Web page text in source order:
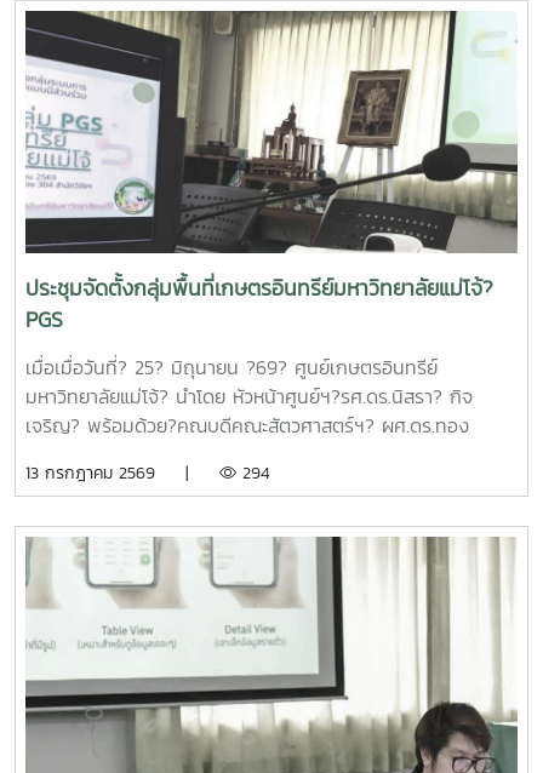
ศาสตราจารย์ ดร.สุบรรณ ฝอยกลาง รองผู้อำนวยการสำนักวิจัย
และส่งเสริมวิชาการการเกษตร ฝ่ายวิจัย มหาวิทยาลัยแม่โจ้ กล่าว
ต้อนรับและแนะนำมหาวิทยาลัยแม่โจ้แก่คณะผู้เข้าร่วมประชุมในการ
นี้ดร.อัญชัญ ชมภูพวง รองผู้อำนวยการหน่วยบริหารและจัดการ
ทุนด้านการเพิ่มความสามารถในการแข่งขัน ได้นำเสนอข้อมูล
กรอบการดำเนินงานของหน่วยบริหารและจัดการทุนฯ และสรุปผล
การดำเนินงานของมหาวิทยาลัยแม่โจ้ในช่วงปีงบประมาณ 2563
– 2568 และการนำเสนอความก้าวหน้าโครงการวิจัยที่ได้รับการ
สนับสนุนทุนจากหน่วยบริหารและจัดการทุนด้านการเพิ่มความ
สามารถในการแข่งขัน ณ ห้องประชุมรวงผึ้ง ชั้น 5 สำนัก
มหาวิทยาลัย มหาวิทยาลัยแม่โจ้ซึ่งการนำเสนอความก้าวหน้า
โครงการวิจัยที่ได้รับการสนับสนุนทุนจากหน่วยบริหารและจัดการ
ทุนด้านการเพิ่มความสามารถในการแข่งขัน จำนวน 6 โครงการ
ดังนี้1.โครงการ "กลยุทธ์การตลาดการท่องเที่ยวคาร์บอนสุทธิเป็น
ศูนย์สำหรับนักท่องเที่ยวเชิงอาสาสมัครในพื้นที่ภาคเหนือตอนบน"
พัฒนากระบวนการผลิตกระดาษสัมผัสอาหารจากฟางข้าว" โดย
โครงการ3.โครงการ "การขยายสเกลการผลิตและทดสอบทาง
คลินิกของผลิตภัณฑ์มูลค่าเพิ่มจากส่วนเหลือใช้การแปรรูปปลา
ลูกผสมบึกสยามแม่โจ้" โดย รองศาสตราจารย์ ดร.ดวงพร อมร
เลิศพิศาล หัวหน้าโครงการ4.โครงการ "การขยายสเกลการผลิต
สารเสริมโปรตีนปลาไฮโดรไลเสตสำหรับเป็นสารเสริมกระตุ้นการ
กินในสัตว์เลี้ยง ระดับกึ่งอุตสาหกรรม" โดย รองศาสตราจารย์
ดร.ดวงพร อมรเลิศพิศาล หัวหน้าโครงการ5.โครงการ "การ
ทดสอบทางคลินิกของผลิตภัณฑ์โพรไบโอติกต่อภาวะซึมเศร้า
ประชุมจัดตั้งกลุ่มพื้นที่เกษตรอินทรีย์มหาวิทยาลัยแม่โจ้?
PGS
เมื่อเมื่อวันที่? 25? มิถุนายน ?69? ศูนย์เกษตรอินทรีย์
มหาวิทยาลัยแม่โจ้? นำโดย หัวหน้าศูนย์ฯ?รศ.ดร.นิสรา? กิจ
เจริญ? พร้อมด้วย?คณบดีคณะสัตวศาสตร์ฯ? ผศ.ดร.ทอง
รศ.ดร.อภินันท์? สุวรรณรักษ์? และคณาจารย์/?เจ้าหน้าที่จาก
PGS?.... ซึ่งได้ลงมติให้จัดตั้งกลุ่มในนาม? #กลุ่มอินทนินแม่
โจ้PGS? โดยมีศูนย์เกษตรอินทรีย์ฯเป็นพี่เลี้ยงกลุ่ม? และในที่
ประชุมมีมติเป็นเอกฉันท์ให้ผศ.ดร.ทองเลียน? บัวจูม? เป็น
ประธานกลุ่ม?ฯ? และน.ส.สุนันทา? ศรีรัตนา? เป็นผู้ประสานงาน?
กลุ่มฯ
13 กรกฎาคม 2569 | 294